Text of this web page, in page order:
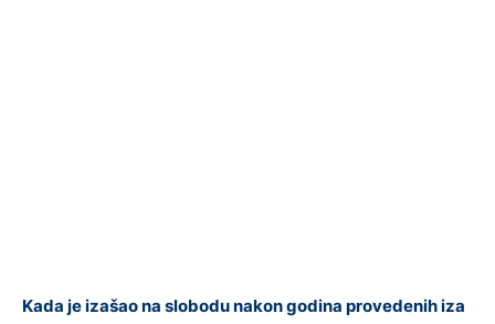
Kada je izašao na slobodu nakon godina provedenih iza